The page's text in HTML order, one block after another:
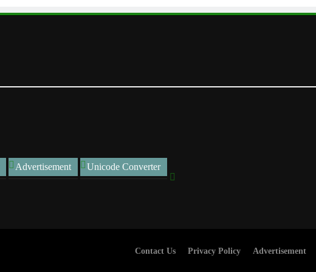
Advertisement Unicode Converter
Contact Us Privacy Policy Advertisement